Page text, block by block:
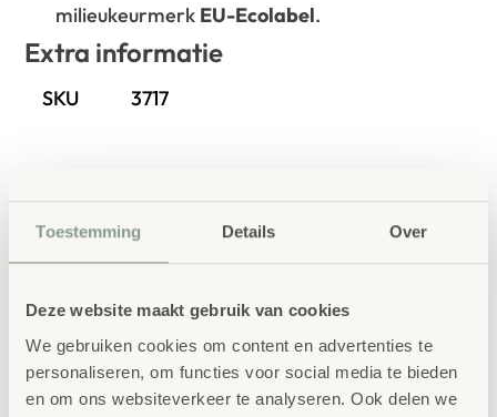
Toestemming Details Over
Deze website maakt gebruik van cookies
We gebruiken cookies om content en advertenties te
personaliseren, om functies voor social media te bieden
en om ons websiteverkeer te analyseren. Ook delen we
milieukeurmerk EU-Ecolabel.
Extra informatie
SKU 3717
Gerelateerde
producten